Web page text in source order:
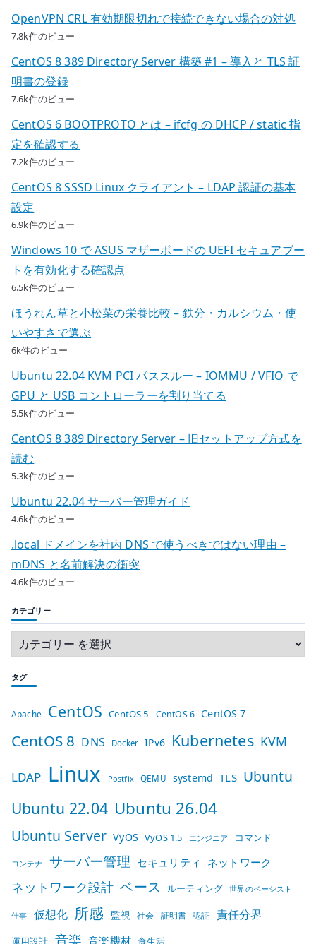
OpenVPN CRL 有効期限切れで接続できない場合の対処
7.8k件のビュー
CentOS 8 389 Directory Server 構築 #1 – 導入と TLS 証
明書の登録
7.6k件のビュー
CentOS 6 BOOTPROTO とは – ifcfg の DHCP / static 指
定を確認する
7.2k件のビュー
CentOS 8 SSSD Linux クライアント – LDAP 認証の基本
設定
6.9k件のビュー
Windows 10 で ASUS マザーボードの UEFI セキュアブー
トを有効化する確認点
6.5k件のビュー
ほうれん草と小松菜の栄養比較 – 鉄分・カルシウム・使
いやすさで選ぶ
6k件のビュー
Ubuntu 22.04 KVM PCI パススルー – IOMMU / VFIO で
GPU と USB コントローラーを割り当てる
5.5k件のビュー
CentOS 8 389 Directory Server – 旧セットアップ方式を
読む
5.3k件のビュー
Ubuntu 22.04 サーバー管理ガイド
4.6k件のビュー
.local ドメインを社内 DNS で使うべきではない理由 –
mDNS と名前解決の衝突
4.6k件のビュー
カテゴリー
タグ
Apache CentOS CentOS 5 CentOS 6 CentOS 7
CentOS 8 DNS Docker IPv6 Kubernetes KVM
LDAP Linux Postfix QEMU systemd TLS Ubuntu
Ubuntu 22.04 Ubuntu 26.04
Ubuntu Server VyOS VyOS 1.5 エンジニア コマンド
コンテナ サーバー管理 セキュリティ ネットワーク
ネットワーク設計 ベース ルーティング 世界のベーシスト
仕事 仮想化 所感 監視 社会 証明書 認証 責任分界
運用設計 音楽 音楽機材 食生活